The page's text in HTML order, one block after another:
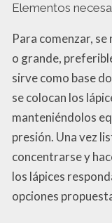
Elementos
Para comenzar,
o grande,
sirve como base
se colocan los
manteniéndolos
presión. Una vez
concentrarse y
los lápices
opciones